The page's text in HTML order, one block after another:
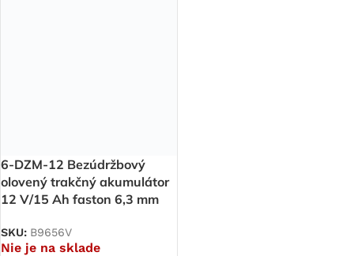
6-DZM-12 Bezúdržbový
olovený trakčný akumulátor
12 V/15 Ah faston 6,3 mm
SKU: B9656V
Nie je na sklade